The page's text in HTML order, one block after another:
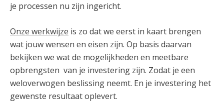
je processen nu zijn ingericht.
Onze werkwijze is zo dat we eerst in kaart brengen
wat jouw wensen en eisen zijn. Op basis daarvan
bekijken we wat de mogelijkheden en meetbare
opbrengsten van je investering zijn. Zodat je een
weloverwogen beslissing neemt. En je investering het
gewenste resultaat oplevert.